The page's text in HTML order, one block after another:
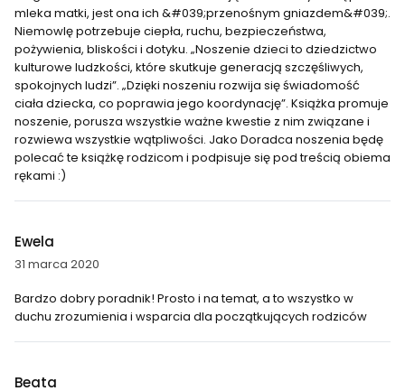
mleka matki, jest ona ich &#039;przenośnym gniazdem&#039;.
Niemowlę potrzebuje ciepła, ruchu, bezpieczeństwa,
pożywienia, bliskości i dotyku. „Noszenie dzieci to dziedzictwo
kulturowe ludzkości, które skutkuje generacją szczęśliwych,
spokojnych ludzi”. „Dzięki noszeniu rozwija się świadomość
ciała dziecka, co poprawia jego koordynację”. Książka promuje
noszenie, porusza wszystkie ważne kwestie z nim związane i
rozwiewa wszystkie wątpliwości. Jako Doradca noszenia będę
polecać te książkę rodzicom i podpisuje się pod treścią obiema
rękami :)
Ewela
31 marca 2020
Bardzo dobry poradnik! Prosto i na temat, a to wszystko w
duchu zrozumienia i wsparcia dla początkujących rodziców
Beata